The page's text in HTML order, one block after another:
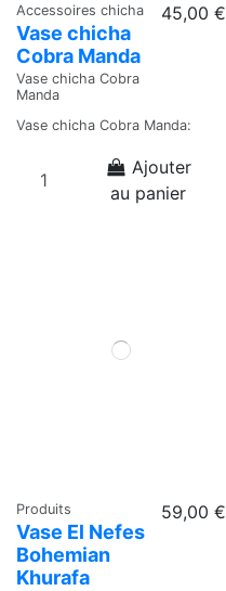
Accessoires chicha
Vase chicha
Cobra Manda
Vase chicha Cobra
Manda
45,00 €
Vase chicha Cobra Manda:
Ajouter
au panier
Produits
Vase El Nefes
Bohemian
Khurafa
59,00 €